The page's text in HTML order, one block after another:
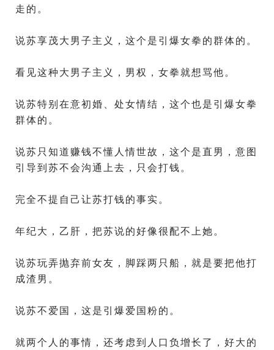
走的。
说苏享茂大男子主义，这个是引爆女拳的群体的。
看见这种大男子主义，男权，女拳就想骂他。
说苏特别在意初婚、处女情结，这个也是引爆女拳
群体的。
说苏只知道赚钱不懂人情世故，这个是直男，意图
引导到苏不会沟通上去，只会打钱。
完全不提自己让苏打钱的事实。
年纪大，乙肝，把苏说的好像很配不上她。
说苏玩弄抛弃前女友，脚踩两只船，就是要把他打
成渣男。
说苏不爱国，这是引爆爱国粉的。
就两个人的事情，还考虑到人口负增长了，好大的